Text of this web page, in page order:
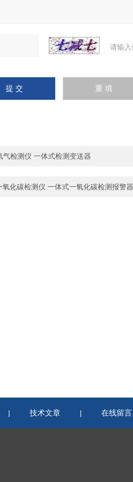
请输
检测仪 一体式检测变送器
化碳检测仪 一体式一氧化碳检测报警器
| 技术文章 | 在线留言